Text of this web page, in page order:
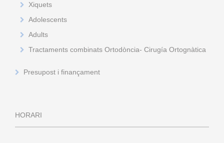
Xiquets
Adolescents
Adults
Tractaments combinats Ortodòncia- Cirugía Ortognàtica
Presupost i finançament
HORARI